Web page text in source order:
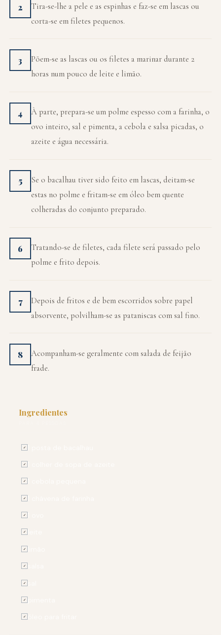
2
Tira-se-lhe a pele e as espinhas e faz-se em lascas ou
corta-se em filetes pequenos.
3
Põem-se as lascas ou os filetes a marinar durante 2
horas num pouco de leite e limão.
4
À parte, prepara-se um polme espesso com a farinha, o
ovo inteiro, sal e pimenta, a cebola e salsa picadas, o
azeite e água necessária.
5
Se o bacalhau tiver sido feito em lascas, deitam-se
estas no polme e fritam-se em óleo bem quente
colheradas do conjunto preparado.
6
Tratando-se de filetes, cada filete será passado pelo
polme e frito depois.
7
Depois de fritos e de bem escorridos sobre papel
absorvente, polvilham-se as pataniscas com sal fino.
8
Acompanham-se geralmente com salada de feijão
frade.
Ingredientes
✓
✓
✓
✓
✓
✓
✓
✓
✓
✓
✓